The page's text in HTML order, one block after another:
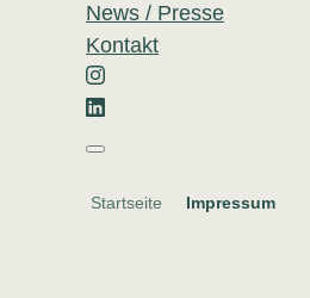
News / Presse
Kontakt
Instagram
Startseite Impressum